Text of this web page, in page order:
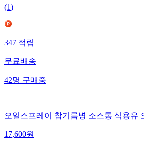
(1)
347적립
무료배송
42명구매중
오일스프레이 참기름병 소스통 식용유
17,600원